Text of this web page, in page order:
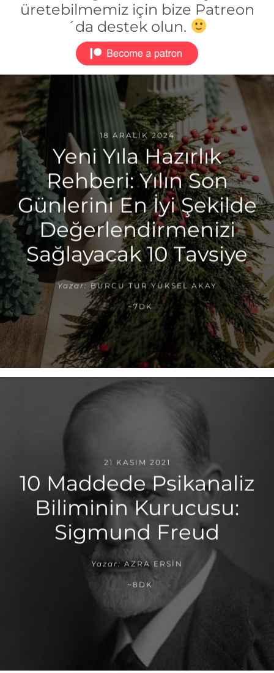
üretebilmemiz için bize Patreon
´da destek olun.
18 ARALIK 2024
Yeni Yıla Hazırlık
Rehberi: Yılın Son
Günlerini En İyi Şekilde
Değerlendirmenizi
Sağlayacak 10 Tavsiye
Yazar: BURCU TUR YÜKSEL AKAY
~7DK
21 KASIM 2021
10 Maddede Psikanaliz
Biliminin Kurucusu:
Sigmund Freud
Yazar: AZRA ERSIN
~8DK